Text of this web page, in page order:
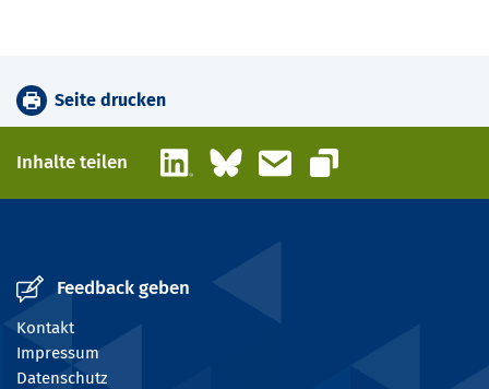
Seite drucken
Inhalte teilen LinkedInBlueskyE-Mail
Link kopieren
Feedback geben
Kontakt
Impressum
Datenschutz